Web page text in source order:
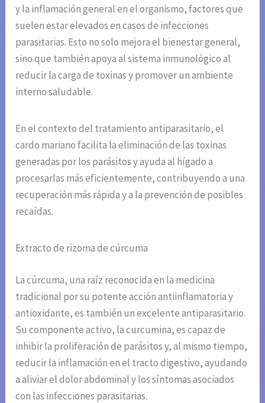
y la inflamación general en el organismo, factores que
suelen estar elevados en casos de infecciones
parasitarias. Esto no solo mejora el bienestar general,
sino que también apoya al sistema inmunológico al
reducir la carga de toxinas y promover un ambiente
interno saludable.
En el contexto del tratamiento antiparasitario, el
cardo mariano facilita la eliminación de las toxinas
generadas por los parásitos y ayuda al hígado a
procesarlas más eficientemente, contribuyendo a una
recuperación más rápida y a la prevención de posibles
recaídas.
Extracto de rizoma de cúrcuma
La cúrcuma, una raíz reconocida en la medicina
tradicional por su potente acción antiinflamatoria y
antioxidante, es también un excelente antiparasitario.
Su componente activo, la curcumina, es capaz de
inhibir la proliferación de parásitos y, al mismo tiempo,
reducir la inflamación en el tracto digestivo, ayudando
a aliviar el dolor abdominal y los síntomas asociados
con las infecciones parasitarias.